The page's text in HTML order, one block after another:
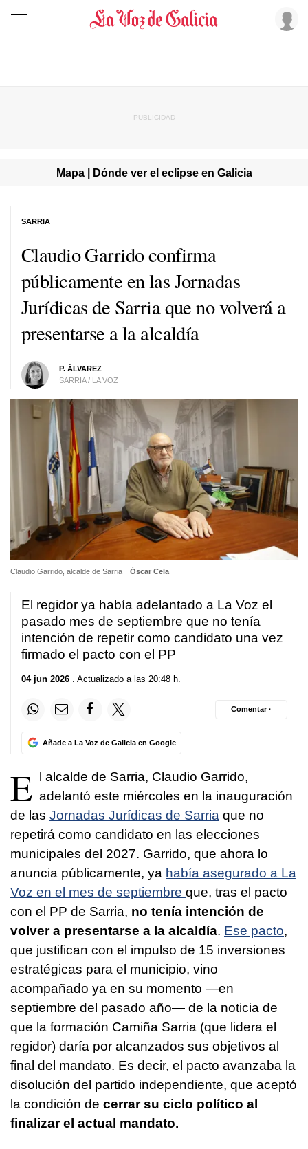
Mapa | Dónde ver el eclipse en Galicia
Claudio Garrido confirma
públicamente en las Jornadas
Jurídicas de Sarria que no volverá a
presentarse a la alcaldía
P. ÁLVAREZ
SARRIA / LA VOZ
SARRIA
Claudio Garrido, alcalde de Sarria Óscar Cela
El regidor ya había adelantado a La Voz el
pasado mes de septiembre que no tenía
intención de repetir como candidato una vez
firmado el pacto con el PP
04 jun 2026 . Actualizado a las 20:48 h.
Añade a La Voz de Galicia en Google
Comentar ·
E l alcalde de Sarria, Claudio Garrido,
adelantó este miércoles en la inauguración
de las Jornadas Jurídicas de Sarria que no
repetirá como candidato en las elecciones
municipales del 2027. Garrido, que ahora lo
anuncia públicamente, ya había asegurado a La
Voz en el mes de septiembre que, tras el pacto
con el PP de Sarria, no tenía intención de
volver a presentarse a la alcaldía. Ese pacto,
que justifican con el impulso de 15 inversiones
estratégicas para el municipio, vino
acompañado ya en su momento —en
septiembre del pasado año— de la noticia de
que la formación Camiña Sarria (que lidera el
regidor) daría por alcanzados sus objetivos al
final del mandato. Es decir, el pacto avanzaba la
disolución del partido independiente, que aceptó
la condición de cerrar su ciclo político al
finalizar el actual mandato.